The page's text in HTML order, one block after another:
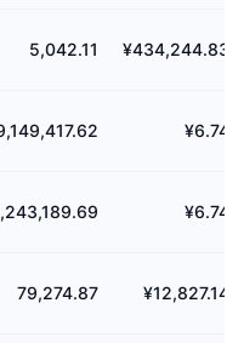
5,042.11 ¥434,244.83
¥6.74
¥6.74
79,274.87 ¥12,827.14